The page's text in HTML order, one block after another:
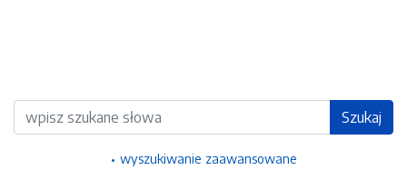
Wyszukiwarka Szukaj
wyszukiwanie zaawansowane